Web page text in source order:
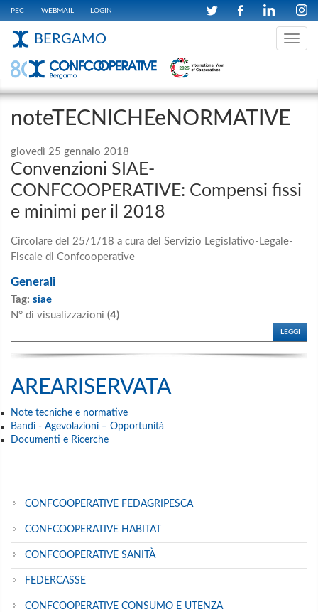
PEC WEBMAIL LOGIN
Toggle
BERGAMO
noteTECNICHEeNORMATIVE
giovedì 25 gennaio 2018
Convenzioni SIAE-
CONFCOOPERATIVE: Compensi fissi
e minimi per il 2018
Circolare del 25/1/18 a cura del Servizio Legislativo-Legale-
Fiscale di Confcooperative
Generali
Tag: siae
N° di visualizzazioni (4)
LEGGI
AREARISERVATA
Note tecniche e normative
Bandi - Agevolazioni – Opportunità
Documenti e Ricerche
CONFCOOPERATIVE FEDAGRIPESCA
CONFCOOPERATIVE HABITAT
CONFCOOPERATIVE SANITÀ
FEDERCASSE
CONFCOOPERATIVE CONSUMO E UTENZA